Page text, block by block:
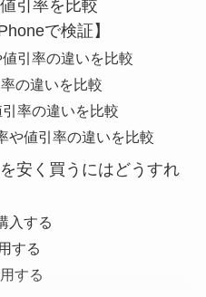
引率を比較
で検証】
引率の違いを比較
の違いを比較
率の違いを比較
や値引率の違いを比較
安く買うにはどうすれ
入する
する
する